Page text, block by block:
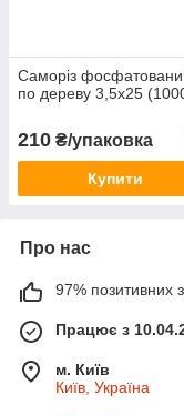
Саморіз
по дереву 3,5х25
210 ₴/упаковка
Купити
Про нас
97% позитивних з
Працює з
м. Київ
Київ, Україна